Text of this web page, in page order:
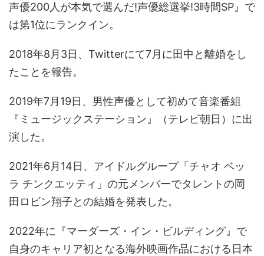
声優200人が本気で選んだ!声優総選挙!3時間SP』で
は第1位にランクイン。
2018年8月3日、Twitterにて7月に田中と離婚をし
たことを報告。
2019年7月19日、男性声優として初めて音楽番組
『ミュージックステーション』（テレビ朝日）に出
演した。
2021年6月14日、アイドルグループ「チャオ ベッ
ラ チンクエッティ」の元メンバーでタレントの岡
田ロビン翔子との結婚を発表した。
2022年に『マーダーズ・イン・ビルディング』で
自身のキャリア初となる海外映画作品における日本